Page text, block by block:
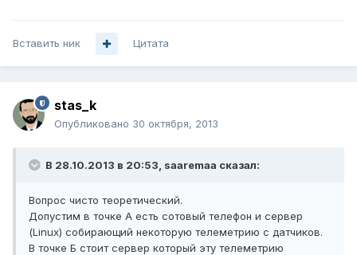
Вставить ник Цитата
stas_k
Опубликовано 30 октября, 2013
В 28.10.2013 в 20:53, saaremaa сказал:
Вопрос чисто теоретический.
Допустим в точке А есть сотовый телефон и сервер
(Linux) собирающий некоторую телеметрию с датчиков.
В точке Б стоит сервер который эту телеметрию